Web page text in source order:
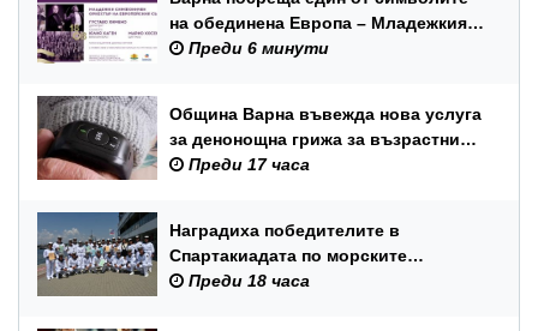
на обединена Европа – Младежкия
симфоничен оркестър на ЕС
Преди 6 минути
Община Варна въвежда нова услуга
за денонощна грижа за възрастни
хора и лица с трайни увреждания
Преди 17 часа
Наградиха победителите в
Спартакиадата по морските
спортове на Военноморските сили
Преди 18 часа